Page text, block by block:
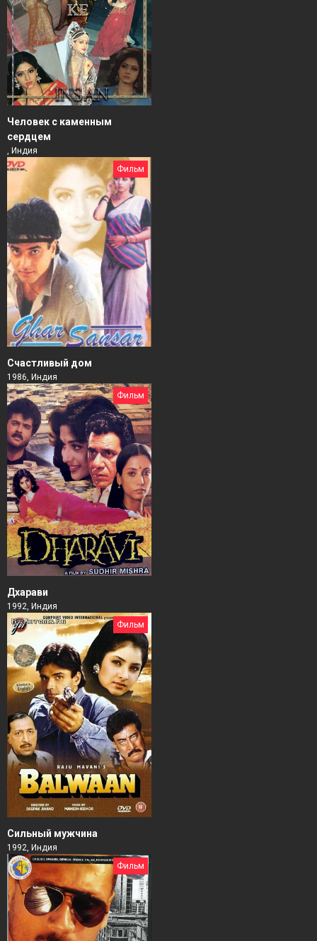
Человек с каменным
сердцем
, Индия
Фильм
Счастливый дом
1986, Индия
Фильм
Дхарави
1992, Индия
Фильм
Сильный мужчина
1992, Индия
Фильм